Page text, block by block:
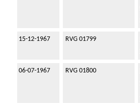
15-12-1967 RVG 01799
06-07-1967 RVG 01800